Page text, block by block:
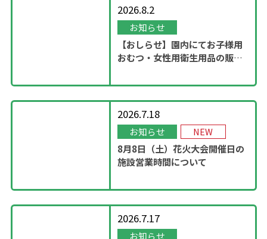
2026.8.2
お知らせ
【おしらせ】園内にてお子様用
おむつ・女性用衛生用品の販売
2026.7.18
お知らせ NEW
8月8日（土）花火大会開催日の
施設営業時間について
2026.7.17
お知らせ